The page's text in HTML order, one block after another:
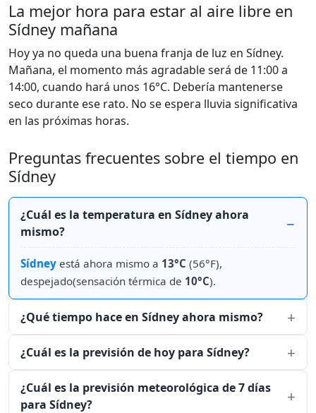
La mejor hora para estar al aire libre en
Sídney mañana
Hoy ya no queda una buena franja de luz en Sídney.
Mañana, el momento más agradable será de 11:00 a
14:00, cuando hará unos 16°C. Debería mantenerse
seco durante ese rato. No se espera lluvia significativa
en las próximas horas.
Preguntas frecuentes sobre el tiempo en
Sídney
¿Cuál es la temperatura en Sídney ahora
mismo?
Sídney está ahora mismo a 13°C (56°F),
despejado(sensación térmica de 10°C).
¿Qué tiempo hace en Sídney ahora mismo?
¿Cuál es la previsión de hoy para Sídney?
¿Cuál es la previsión meteorológica de 7 días
para Sídney?